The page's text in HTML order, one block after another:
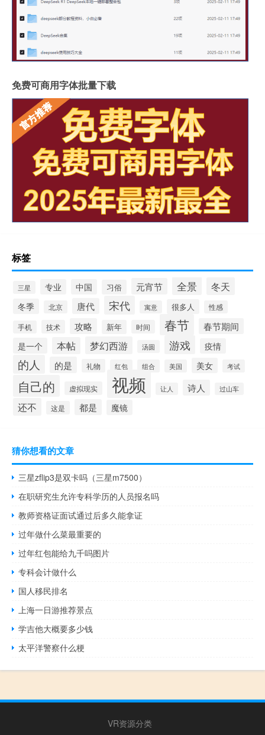
免费可商用字体批量下载
标签
三星 专业 中国 习俗 元宵节 全景 冬天
冬季 北京 唐代 宋代 寓意 很多人 性感
手机 技术 攻略 新年 时间 春节
春节期间
是一个
本帖 梦幻西游 汤圆 游戏 疫情
的人 的是 礼物 红包 组合 美国 美女 考试
自己的 虚拟现实 视频 让人 诗人 过山车
还不 这是 都是 魔镜
猜你想看的文章
三星zflip3是双卡吗（三星m7500）
在职研究生允许专科学历的人员报名吗
教师资格证面试通过后多久能拿证
过年做什么菜最重要的
过年红包能给九千吗图片
专科会计做什么
国人移民排名
上海一日游推荐景点
学吉他大概要多少钱
太平洋警察什么梗
VR资源分类